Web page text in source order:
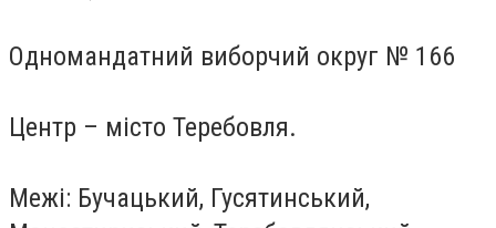
Одномандатний виборчий округ № 166
Центр – місто Теребовля.
Межі: Бучацький, Гусятинський,